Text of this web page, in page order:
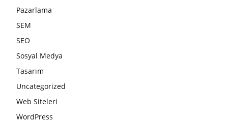
Pazarlama
SEM
SEO
Sosyal Medya
Tasarım
Uncategorized
Web Siteleri
WordPress